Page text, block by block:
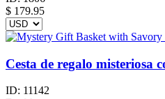
$ 179.95
Cesta de regalo misteriosa
ID: 11142